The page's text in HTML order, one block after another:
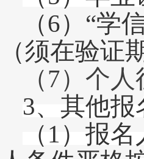
（6） “学
（须在验证
（7）个
3、其他报
（ 1）报